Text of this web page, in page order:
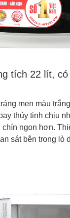
tích 22 lít,
men màu
thủy tinh chịu
chín ngon hơn.
sát bên trong lò